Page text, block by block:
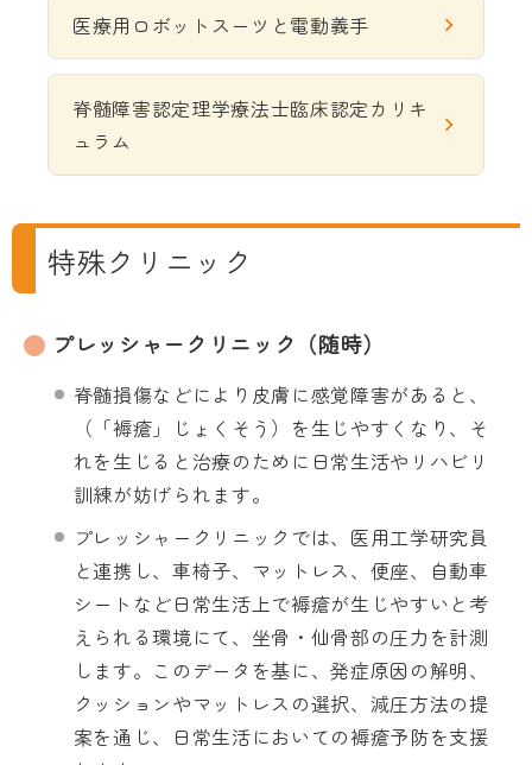
医療用ロボットスーツと電動義手
脊髄障害認定理学療法士臨床認定カリキ
ュラム
特殊クリニック
プレッシャークリニック（随時）
脊髄損傷などにより皮膚に感覚障害があると、
（「褥瘡」じょくそう）を生じやすくなり、そ
れを生じると治療のために日常生活やリハビリ
訓練が妨げられます。
プレッシャークリニックでは、医用工学研究員
と連携し、車椅子、マットレス、便座、自動車
シートなど日常生活上で褥瘡が生じやすいと考
えられる環境にて、坐骨・仙骨部の圧力を計測
します。このデータを基に、発症原因の解明、
クッションやマットレスの選択、減圧方法の提
案を通じ、日常生活においての褥瘡予防を支援